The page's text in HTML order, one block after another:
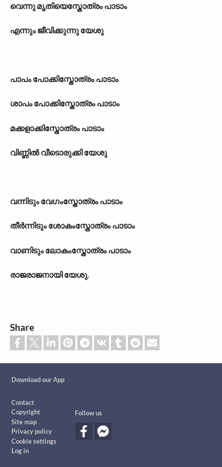
വെന്നു മൃതിയെസ്തോത്രം പാടാം
എന്നും ജീവിക്കുന്നു യേശു
പാപം പോക്കിസ്തോത്രം പാടാം
ശാപം പോക്കിസ്തോത്രം പാടാം
മക്കളാക്കിസ്തോത്രം പാടാം
വിണ്ണിൽ വീടൊരുക്കി യേശു
വന്നിടും വേഗംസ്തോത്രം പാടാം
തീർന്നിടും ശോകംസ്തോത്രം പാടാം
വാണിടും ലോകംസ്തോത്രം പാടാം
രാജരാജനായി യേശു.
Share
Download our App
Contact
Copyright
Site map
Privacy policy
Cookie settings
Log in
Follow us